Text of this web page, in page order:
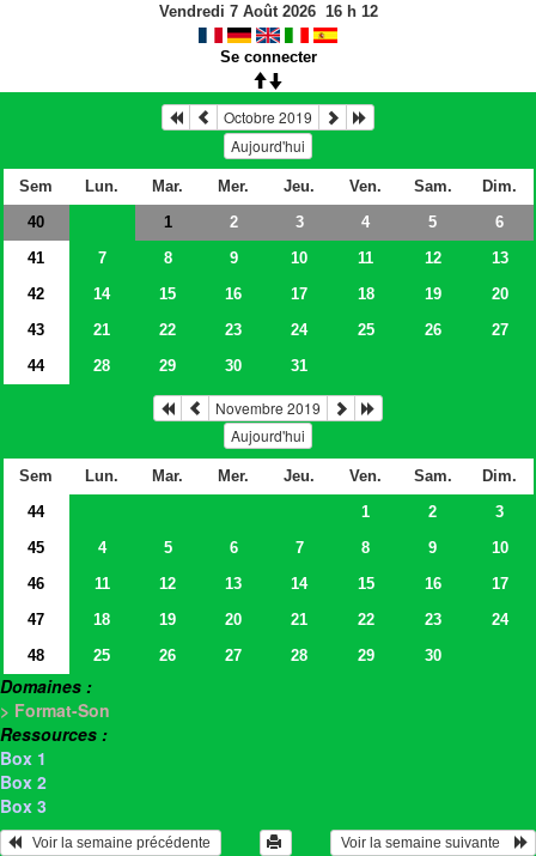
Vendredi 7 Août 2026 16h 12
Se connecter
Octobre 2019
Aujourd'hui
Sem Lun. Mar. Mer. Jeu. Ven. Sam.
Dim.
40
1 2 3 4 5
6
41
7 8 9 10 11 12
13
42
14 15 16 17 18 19
20
43
21 22 23 24 25 26
27
44
28 29 30 31
Novembre 2019
Aujourd'hui
Sem Lun. Mar. Mer. Jeu. Ven. Sam.
Dim.
44
1 2
3
45
4 5 6 7 8 9
10
46
11 12 13 14 15 16
17
47
18 19 20 21 22 23
24
48
25 26 27 28 29 30
Domaines :
> Format-Son
Ressources :
Box 1
Box 2
Box 3
Voir la semaine suivante